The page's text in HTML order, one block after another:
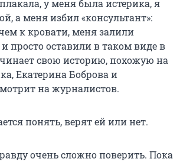
у меня была истерика, я
а меня избил «консультант»:
к кровати, меня залили
просто оставили в таком виде в
свою историю, похожую на
Екатерина Боброва и
на журналистов.
понять, верят ей или нет.
очень сложно поверить. Пока